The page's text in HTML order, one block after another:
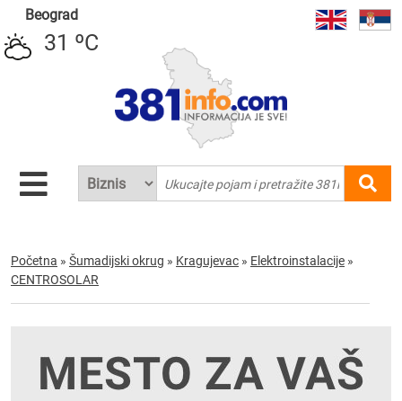
Beograd
31 ºC
Početna » Šumadijski okrug » Kragujevac » Elektroinstalacije »
CENTROSOLAR